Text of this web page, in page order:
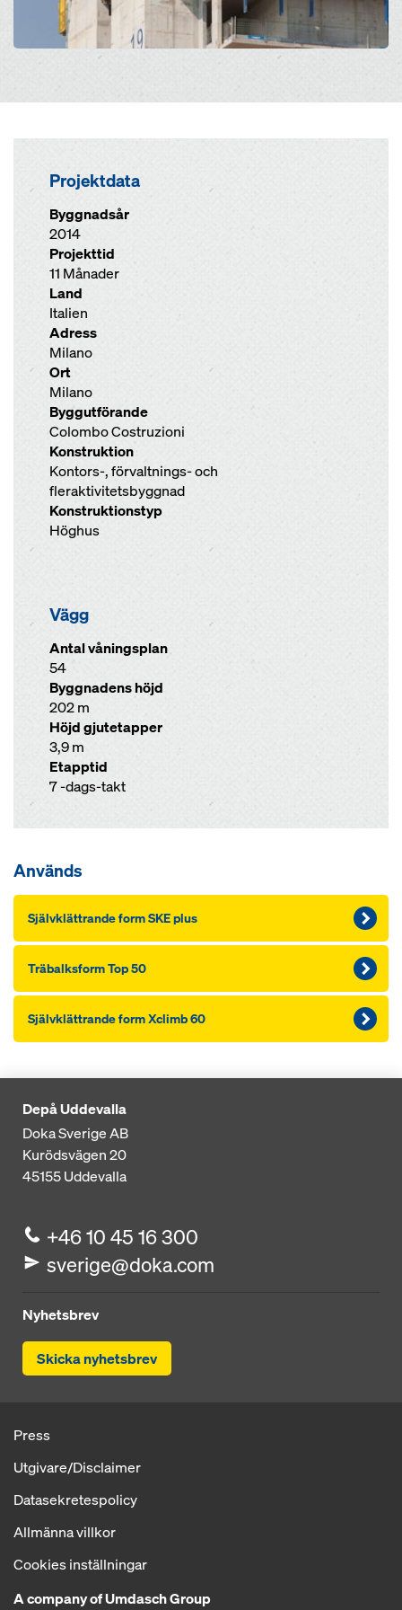
Projektdata
Byggnadsår
2014
Projekttid
11 Månader
Land
Italien
Adress
Milano
Ort
Milano
Byggutförande
Colombo Costruzioni
Konstruktion
Kontors-, förvaltnings- och
fleraktivitetsbyggnad
Konstruktionstyp
Höghus
Vägg
Antal våningsplan
54
Byggnadens höjd
202 m
Höjd gjutetapper
3,9 m
Etapptid
7 -dags-takt
Används
Självklättrande form SKE plus
Träbalksform Top 50
Självklättrande form Xclimb 60
Depå Uddevalla
Doka Sverige AB
Kurödsvägen 20
45155Uddevalla
+46 10 45 16 300
sverige@doka.com
Nyhetsbrev
Skicka nyhetsbrev
Press
Utgivare/Disclaimer
Datasekretespolicy
Allmänna villkor
Cookies inställningar
A company of Umdasch Group